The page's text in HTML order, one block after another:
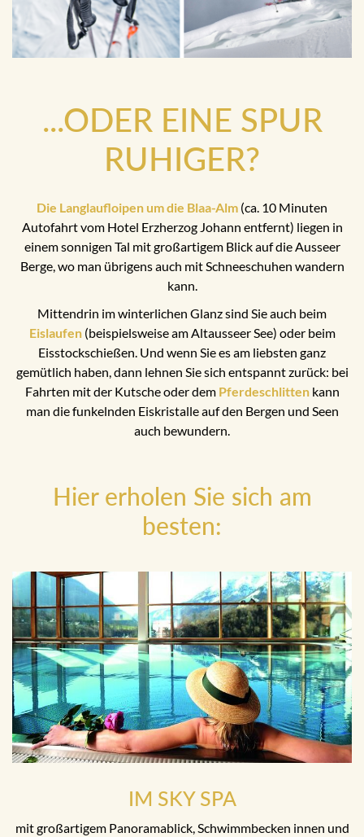
...ODER EINE SPUR
RUHIGER?
Die Langlaufloipen um die Blaa-Alm (ca. 10 Minuten
Autofahrt vom Hotel Erzherzog Johann entfernt) liegen in
einem sonnigen Tal mit großartigem Blick auf die Ausseer
Berge, wo man übrigens auch mit Schneeschuhen wandern
kann.
Mittendrin im winterlichen Glanz sind Sie auch beim
Eislaufen(beispielsweise am Altausseer See) oder beim
Eisstockschießen. Und wenn Sie es am liebsten ganz
gemütlich haben, dann lehnen Sie sich entspannt zurück: bei
Fahrten mit der Kutsche oder dem Pferdeschlittenkann
man die funkelnden Eiskristalle auf den Bergen und Seen
auch bewundern.
Hier erholen Sie sich am
besten:
IM SKY SPA
mit großartigem Panoramablick, Schwimmbecken innen und